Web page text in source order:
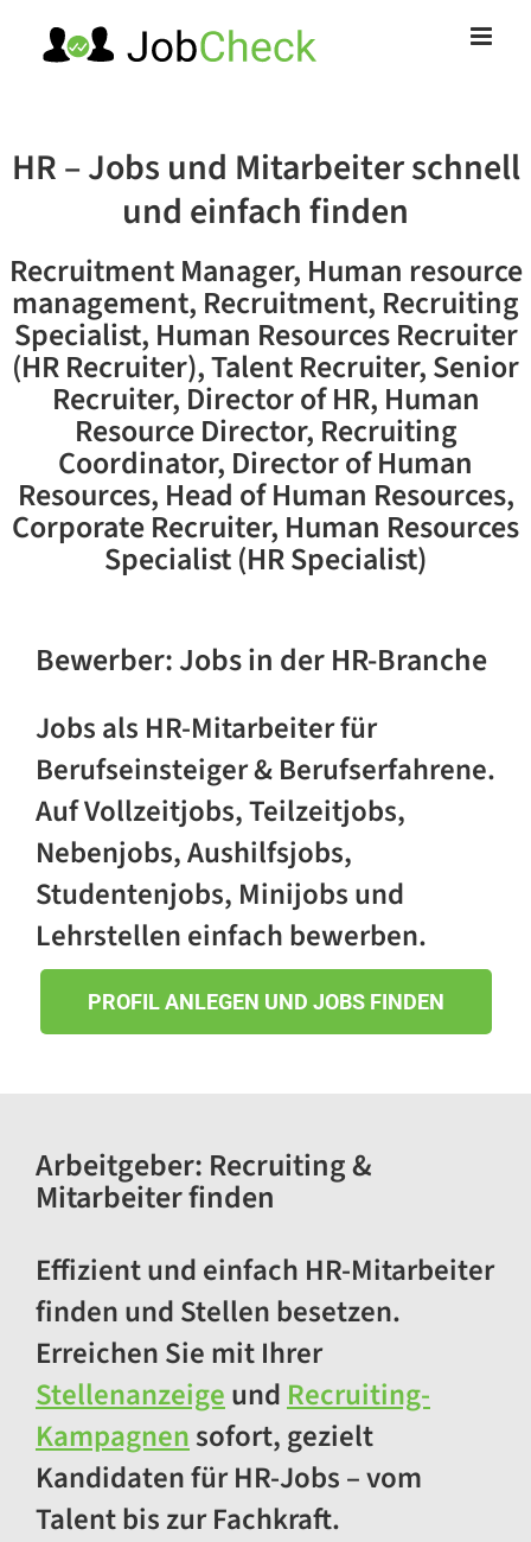
springen
HR – Jobs und Mitarbeiter schnell
und einfach finden
Recruitment Manager, Human resource
management, Recruitment, Recruiting
Specialist, Human Resources Recruiter
(HR Recruiter), Talent Recruiter, Senior
Recruiter, Director of HR, Human
Resource Director, Recruiting
Coordinator, Director of Human
Resources, Head of Human Resources,
Corporate Recruiter, Human Resources
Specialist (HR Specialist)
Bewerber:Jobs in der HR-Branche
Jobs als HR-Mitarbeiter für
Berufseinsteiger & Berufserfahrene.
Auf Vollzeitjobs, Teilzeitjobs,
Nebenjobs, Aushilfsjobs,
Studentenjobs, Minijobs und
Lehrstellen einfach bewerben.
PROFIL ANLEGEN UND JOBS FINDEN
Arbeitgeber: Recruiting &
Mitarbeiter finden
Effizient und einfach HR-Mitarbeiter
finden und Stellen besetzen.
Erreichen Sie mit Ihrer
Stellenanzeigeund Recruiting-
Kampagnensofort, gezielt
Kandidaten für HR-Jobs – vom
Talent bis zur Fachkraft.